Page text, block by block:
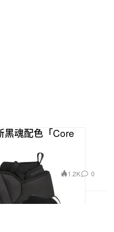
黑魂配色「Core
1.2K 0